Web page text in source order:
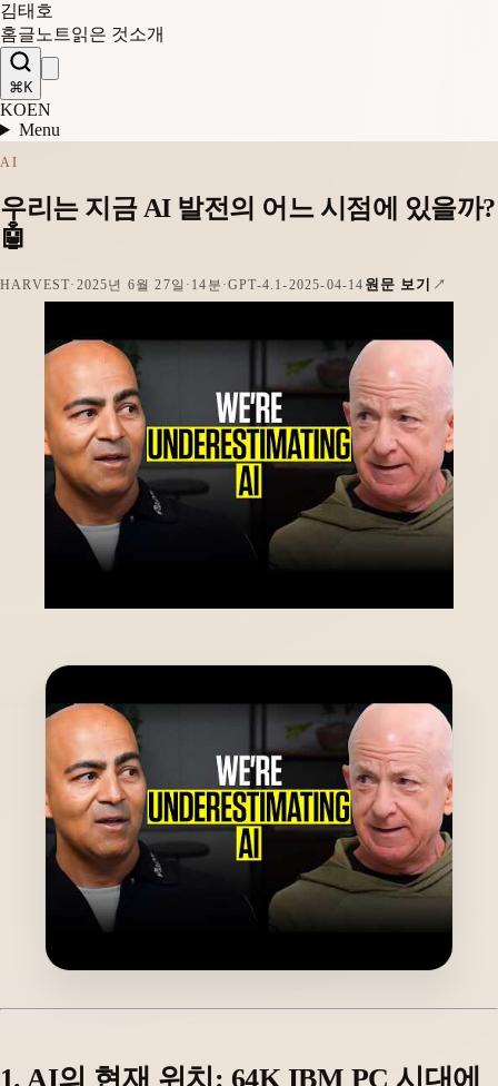
김태호
홈글 노트읽은 것소개
⌘K
KOEN
Menu
AI
우리는 지금 AI 발전의 어느 시점에 있을까?
🤖
HARVEST· 2025년 6월 27일 · 14분 ·GPT-4.1-2025-04-14 원문 보기
1. AI의 현재 위치: 64K IBM PC 시대에